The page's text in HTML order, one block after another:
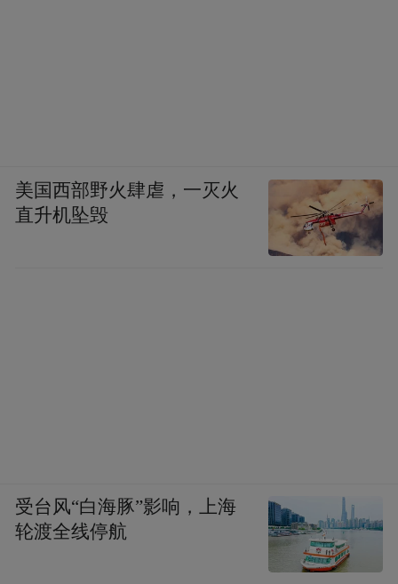
美国西部野火肆虐，一灭火
直升机坠毁
受台风“白海豚”影响，上海
轮渡全线停航